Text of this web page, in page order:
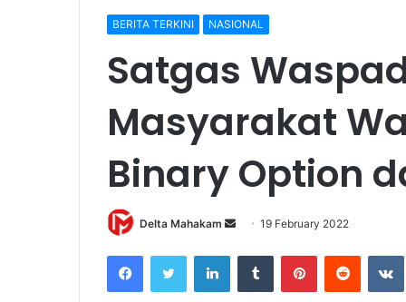
BERITA TERKINI NASIONAL
Satgas
Masyarakat
Binary Option
Delta Mahakam
d
19 February 2022